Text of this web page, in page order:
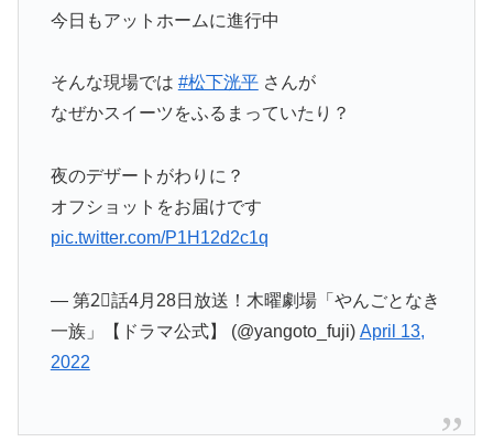
今日もアットホームに進行中
そんな現場では #松下洸平さんが
なぜかスイーツをふるまっていたり？
夜のデザートがわりに？
オフショットをお届けです
pic.twitter.com/P1H12d2c1q
— 第2⃣話4月28日放送！木曜劇場「やんごとなき
一族」【ドラマ公式】 (@yangoto_fuji) April 13,
2022